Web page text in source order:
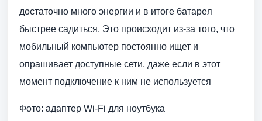
достаточно много энергии и в итоге батарея
быстрее садиться. Это происходит из-за того, что
мобильный компьютер постоянно ищет и
опрашивает доступные сети, даже если в этот
момент подключение к ним не используется
Фото: адаптер Wi-Fi для ноутбука